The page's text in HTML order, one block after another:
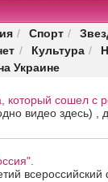
/ Спорт /
/ Культура/
Украине
сошел с
видео здесь) ,